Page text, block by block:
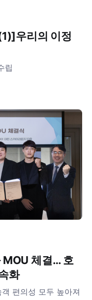
우리의 이정
립
MOU 체결… 호
화
편의성 모두 높아져